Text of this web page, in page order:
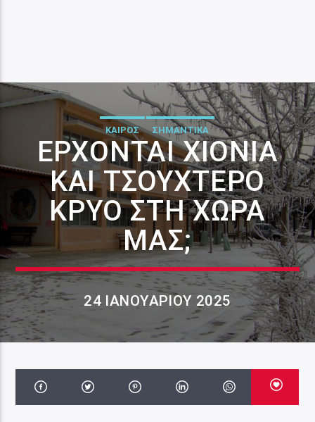
ΚΑΙΡΟΣ ΣΗΜΑΝΤΙΚΑ
ΈΡΧΟΝΤΑΙ ΧΙΌΝΙΑ
ΚΑΙ ΤΣΟΥΧΤΕΡΌ
ΚΡΎΟ ΣΤΗ ΧΏΡΑ
ΜΑΣ;
24 ΙΑΝΟΥΑΡΊΟΥ 2025